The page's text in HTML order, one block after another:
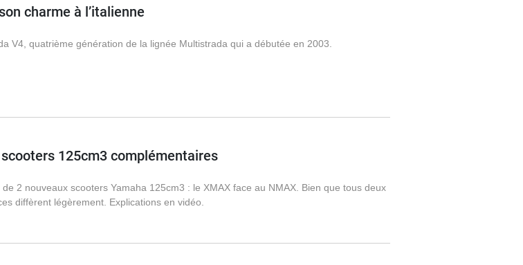
charme à l’italienne
V4, quatrième génération de la lignée Multistrada qui a débutée en 2003.
125cm3 complémentaires
2 nouveaux scooters Yamaha 125cm3 : le XMAX face au NMAX. Bien que tous deux
diffèrent légèrement. Explications en vidéo.